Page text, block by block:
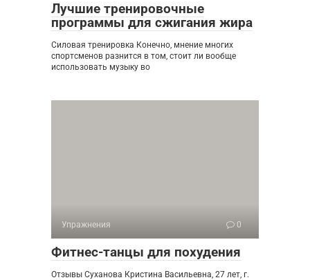
Лучшие тренировочные
программы для сжигания жира
Силовая тренировка Конечно, мнение многих
спортсменов разнится в том, стоит ли вообще
использовать музыку во
Упражнения 0
Фитнес-танцы для похудения
Отзывы Суханова Кристина Васильевна, 27 лет, г.